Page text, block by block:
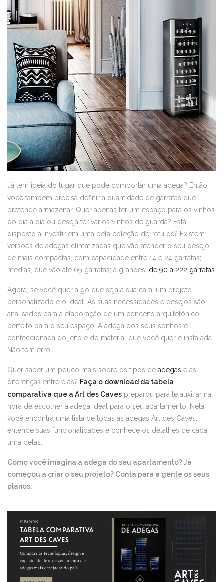
Já tem ideia do lugar que pode comportar uma adega? Então
você também precisa definir a quantidade de garrafas que
pretende armazenar. Quer apenas ter um espaço para os vinhos
do dia a dia ou deseja ter vários vinhos de guarda? Está
disposto a investir em uma bela coleção de rótulos? Existem
versões de adegas climatizadas que vão atender o seu desejo:
de mais compactas, com capacidade entre 14 e 24 garrafas;
médias, que vão até 69 garrafas; a grandes, de 90 a 222 garrafas
Agora, se você quer algo que seja a sua cara, um projeto
personalizado é o ideal. As suas necessidades e desejos são
analisados para a elaboração de um conceito arquitetônico
perfeito para o seu espaço. A adega dos seus sonhos é
confeccionada do jeito e do material que você quer e instalada.
Não tem erro!
Quer saber um pouco mais sobre os tipos de adegas e as
diferenças entre elas? Faça o download da tabela
comparativa que a Art des Caves preparou para te auxiliar na
hora de escolher a adega ideal para o seu apartamento. Nela,
você encontra uma lista de todas as adegas Art des Caves,
entende suas funcionalidades e conhece os detalhes de cada
uma delas.
Como você imagina a adega do seu apartamento? Já
começou a criar o seu projeto? Conta para a gente os seus
planos.